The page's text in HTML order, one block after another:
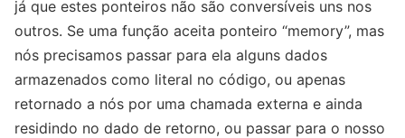
já que estes ponteiros não são conversíveis uns nos
outros. Se uma função aceita ponteiro “memory”, mas
nós precisamos passar para ela alguns dados
armazenados como literal no código, ou apenas
retornado a nós por uma chamada externa e ainda
residindo no dado de retorno, ou passar para o nosso